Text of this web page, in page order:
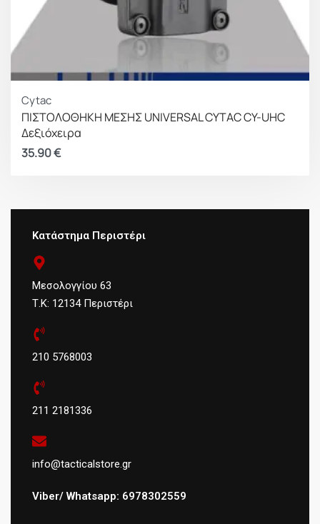
Cytac
ΠΙΣΤΟΛΟΘΗΚΗ ΜΕΣΗΣ UNIVERSAL CYTAC CY-UHC
Δεξιόχειρα
35.90€
Κατάστημα Περιστέρι
Μεσολογγίου 63
Τ.Κ: 12134 Περιστέρι
210 5768003
211 2181336
info@tacticalstore.gr
Viber/ Whatsapp: 6978302559